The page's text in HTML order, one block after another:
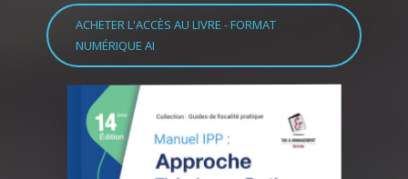
ACHETER L'ACCÈS AU LIVRE - FORMAT
NUMÉRIQUE AI